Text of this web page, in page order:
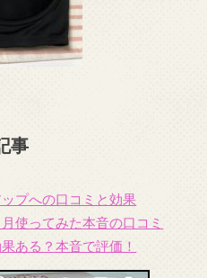
事
プへの口コミと効果
使ってみた本音の口コミ
ある？本音で評価！